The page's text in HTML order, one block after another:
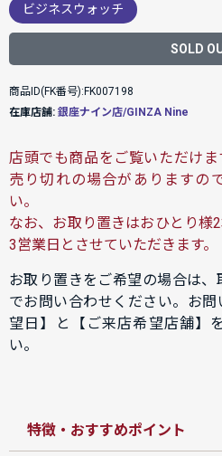
ビジネスウォッチ
SOLD
商品ID(FK番号):FK007198
在庫店舗: 銀座ナイン店/GINZA Nine
店頭でも商品をご覧いただけ
売り切れの場合がありますの
い。
なお、お取り置きはおひとり様
3営業日とさせていただきます。
お取り置きをご希望の場合は、
でお問い合わせください。お
望日】と【ご来店希望店舗】
い。
特徴・おすすめポイント